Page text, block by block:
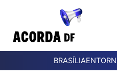
BRASÍLIA